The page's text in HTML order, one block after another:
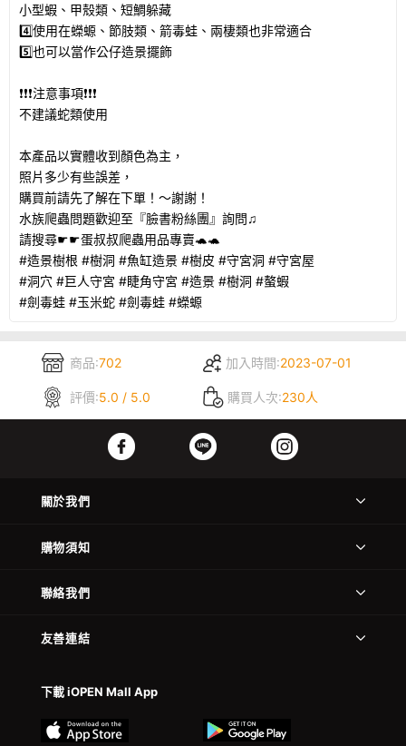
小型蝦、甲殼類、短鯛躲藏
4️⃣使用在蠑螈、節肢類、箭毒蛙、兩棲類也非常適合
5️⃣也可以當作公仔造景擺飾
❗❗❗注意事項❗❗❗
不建議蛇類使用
本產品以實體收到顏色為主，
照片多少有些誤差，
購買前請先了解在下單！～謝謝！
水族爬蟲問題歡迎至『臉書粉絲團』詢問♫
請搜尋☛☛蛋叔叔爬蟲用品專賣🐢🐢
#造景樹根 #樹洞 #魚缸造景 #樹皮 #守宮洞 #守宮屋
#洞穴 #巨人守宮 #睫角守宮 #造景 #樹洞 #螯蝦
#劍毒蛙 #玉米蛇 #劍毒蛙 #蠑螈
商品:702 加入時間:2023-07-01
評價:5.0 / 5.0 購買人次:230人
關於我們
購物須知
聯絡我們
友善連結
下載 iOPEN Mall App